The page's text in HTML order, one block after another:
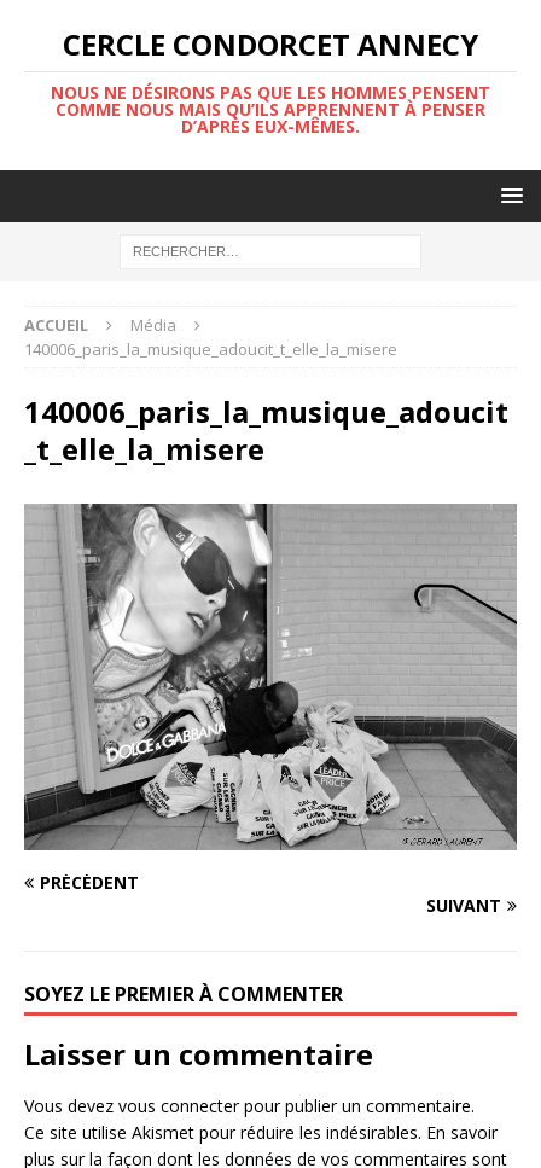
CERCLE CONDORCET ANNECY
NOUS NE DÉSIRONS PAS QUE LES HOMMES PENSENT
COMME NOUS MAIS QU’ILS APPRENNENT À PENSER
D’APRÈS EUX-MÊMES.
ACCUEIL
Média
140006_paris_la_musique_adoucit_t_elle_la_misere
140006_paris_la_musique_adoucit
_t_elle_la_misere
PRÉCÉDENT
SUIVANT
SOYEZ LE PREMIER À COMMENTER
Laisser un commentaire
Vous devez vous connecterpour publier un commentaire.
Ce site utilise Akismet pour réduire les indésirables. En savoir
plus sur la façon dont les données de vos commentaires sont